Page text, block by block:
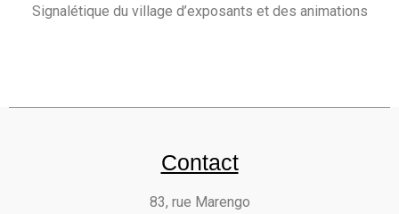
Signalétique du village d’exposants et des animations
Contact
83, rue Marengo